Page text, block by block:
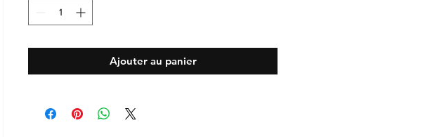
Ajouter au panier